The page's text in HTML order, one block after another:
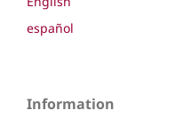
español
Information